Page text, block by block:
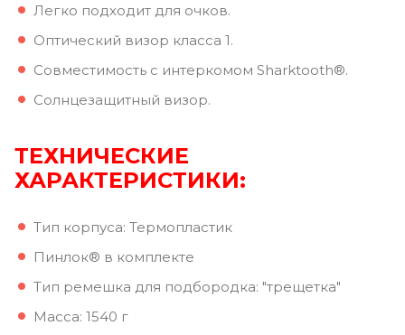
Легко подходит для очков.
Оптический визор класса 1.
Совместимость с интеркомом Sharktooth®.
Солнцезащитный визор.
ТЕХНИЧЕСКИЕ
ХАРАКТЕРИСТИКИ:
Тип корпуса: Термопластик
Пинлок® в комплекте
Тип ремешка для подбородка: "трещетка"
Масса: 1540 г